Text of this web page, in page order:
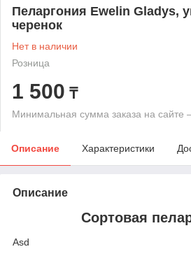
Пеларгония Ewelin Gladys,
черенок
Нет в наличии
Розница
1 500 ₸
Минимальная сумма заказа на сайте
Описание Характеристики
Описание
Сортовая
Asd